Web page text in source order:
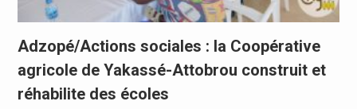
Adzopé/Actions sociales : la Coopérative
agricole de Yakassé-Attobrou construit et
réhabilite des écoles